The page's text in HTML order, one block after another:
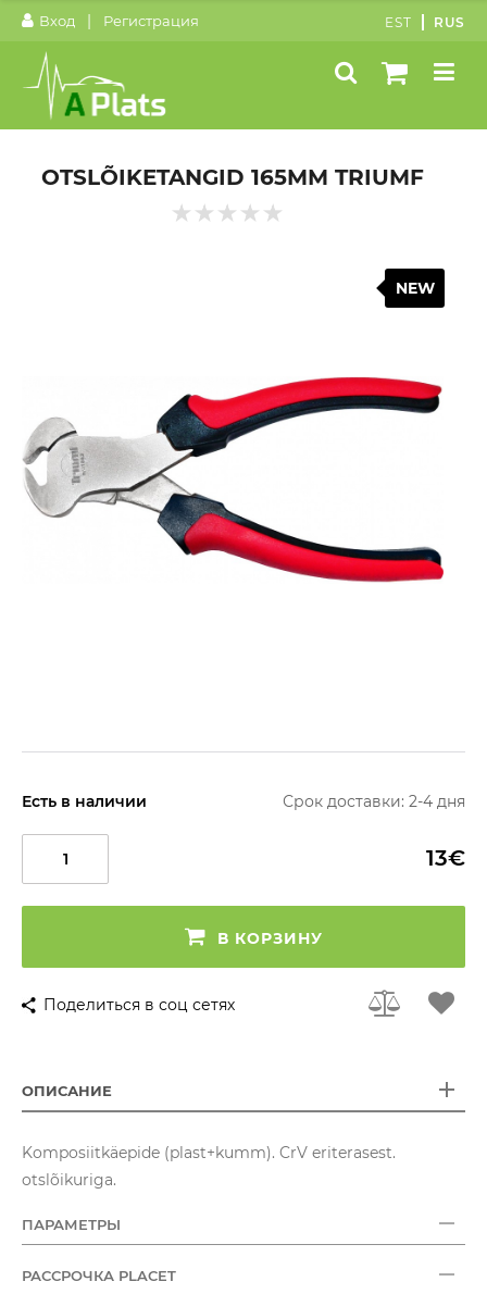
Вход | Регистрация EST RUS
OTSLÕIKETANGID 165MM TRIUMF
NEW
Есть в наличии Срок доставки: 2-4 дня
13€
В КОРЗИНУ
Поделиться в соц сетях
ОПИСАНИЕ
Komposiitkäepide (plast+kumm). CrV eriterasest.
otslõikuriga.
ПАРАМЕТРЫ
РАССРОЧКА PLACET